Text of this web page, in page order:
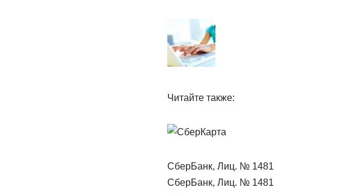
Читайте также:
СберБанк, Лиц. № 1481
СберБанк, Лиц. № 1481